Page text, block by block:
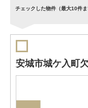
チェックした物件（最大10件
安城市城ケ入町